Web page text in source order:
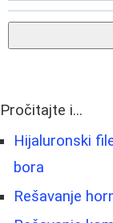
Pročitajte i...
Hijaluronski
bora
Rešavanje